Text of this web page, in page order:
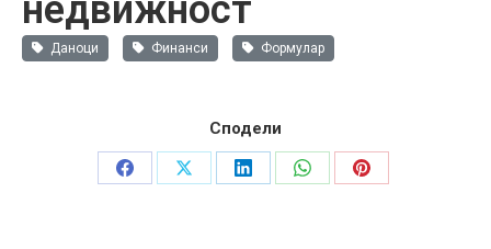
недвижност
Даноци Финанси Формулар
Сподели
Share
Share
Share
Share
Share